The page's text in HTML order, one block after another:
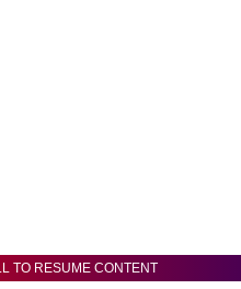
TO RESUME CONTENT